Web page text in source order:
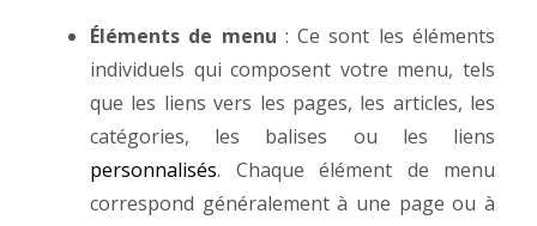
Éléments de menu : Ce sont les éléments
individuels qui composent votre menu, tels
que les liens vers les pages, les articles, les
catégories, les balises ou les liens
personnalisés. Chaque élément de menu
correspond généralement à une page ou à